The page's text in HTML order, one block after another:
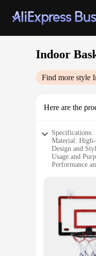
Indoor
Find more style
Here are the
Specifications:
Material:
Design and
Usage and
Performance
Applicable
Features:
**Enhanced
The Indoor
withstand the
seasoned